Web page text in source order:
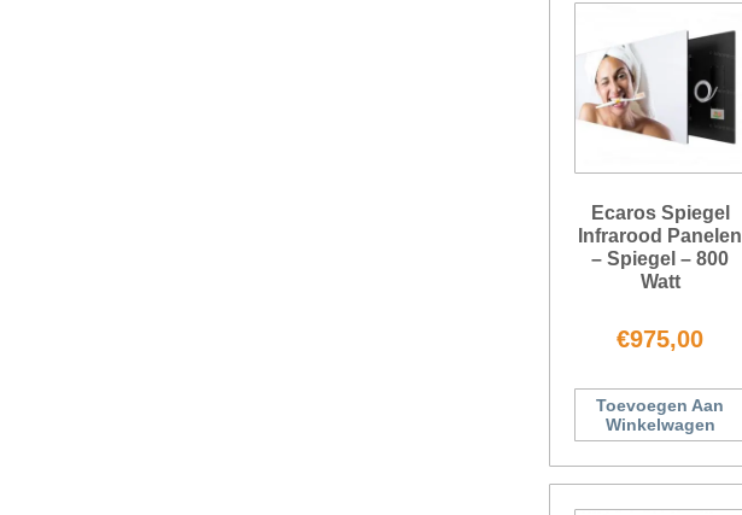
Ecaros Spiegel
Infrarood Panelen
– Spiegel – 800
Watt
€975,00
Toevoegen Aan
Winkelwagen